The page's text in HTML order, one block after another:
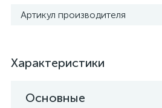
Артикул производителя
Характеристики
Основные